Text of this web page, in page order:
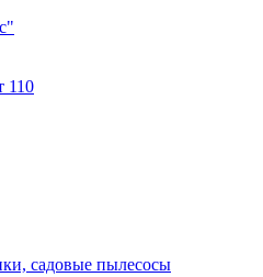
110
cадовые пылесосы